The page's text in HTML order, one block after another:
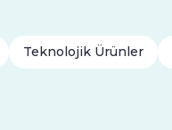
Teknolojik Ürünler